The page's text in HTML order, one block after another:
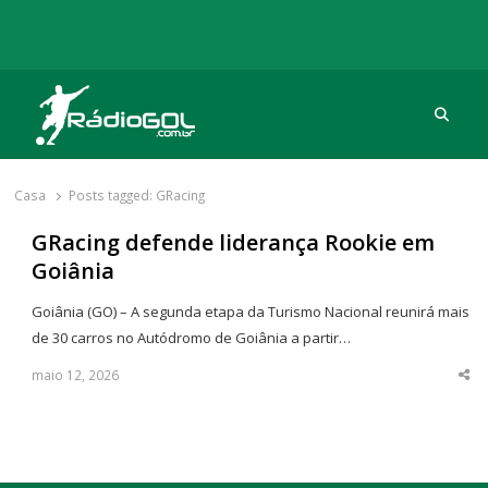
Rádio Gol
Há mais de 20 anos com as melhores coberturas
Casa Posts tagged: GRacing
GRacing defende liderança Rookie em
Goiânia
Goiânia (GO) – A segunda etapa da Turismo Nacional reunirá mais
de 30 carros no Autódromo de Goiânia a partir…
maio 12, 2026